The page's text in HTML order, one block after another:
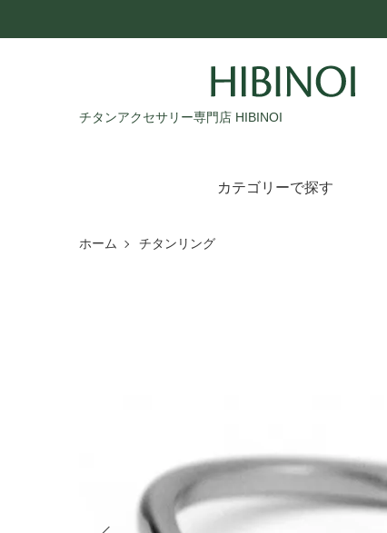
チタンアクセサリー専門店 HIBINOI
カテゴリーで探す
ホーム チタンリング